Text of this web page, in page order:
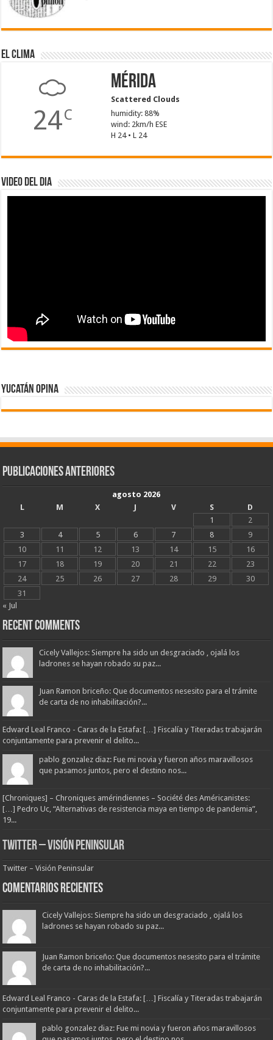
El Clima
24C
Mérida
Scattered Clouds
humidity: 88%
wind: 2km/h ESE
H 24 • L 24
Video del dia
Yucatán Opina
Publicaciones Anteriores
agosto 2026
L
M X J V S
D
1
2
3
4 5 6 7 8
9
10
11 12 13 14 15
16
17
18 19 20 21 22
23
24
25 26 27 28 29
30
31
« Jul
Recent Comments
Cicely Vallejos: Siempre ha sido un desgraciado , ojalá los
ladrones se hayan robado su paz...
Juan Ramon briceño: Que documentos nesesito para el trámite
de carta de no inhabilitación?...
Edward Leal Franco - Caras de la Estafa: […] Fiscalía y Titeradas trabajarán
conjuntamente para prevenir el delito...
pablo gonzalez diaz: Fue mi novia y fueron años maravillosos
que pasamos juntos, pero el destino nos...
[Chroniques] – Chroniques amérindiennes – Société des Américanistes:
[…] Pedro Uc, “Alternativas de resistencia maya en tiempo de pandemia”,
19...
Twitter – Visión Peninsular
Twitter – Visión Peninsular
Comentarios Recientes
Cicely Vallejos: Siempre ha sido un desgraciado , ojalá los
ladrones se hayan robado su paz...
Juan Ramon briceño: Que documentos nesesito para el trámite
de carta de no inhabilitación?...
Edward Leal Franco - Caras de la Estafa: […] Fiscalía y Titeradas trabajarán
conjuntamente para prevenir el delito...
pablo gonzalez diaz: Fue mi novia y fueron años maravillosos